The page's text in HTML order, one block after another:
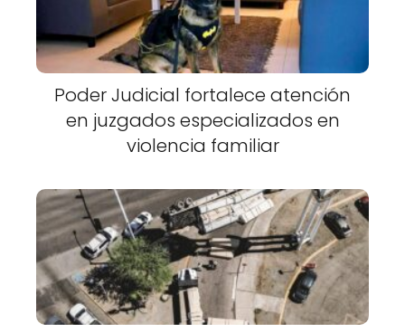
Poder Judicial fortalece atención
en juzgados especializados en
violencia familiar